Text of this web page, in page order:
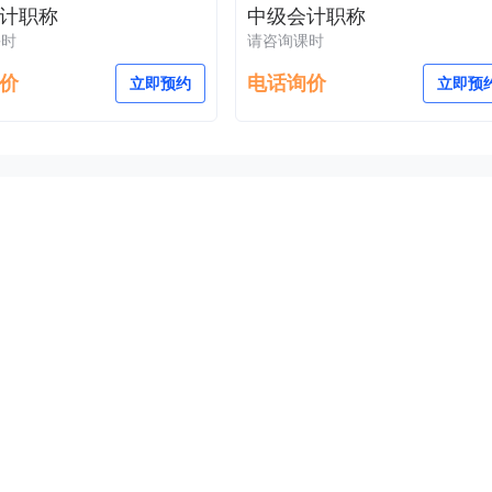
职称
立即预约
中级会计职称
请咨询课时
电话询价 立即预